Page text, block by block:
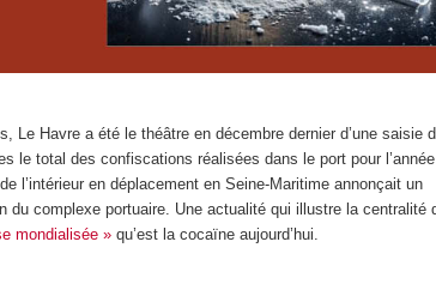
Le Havre a été le théâtre en décembre dernier d’une saisie
le total des confiscations réalisées dans le port pour
l’intérieur en déplacement en Seine-Maritime annonçait un
du complexe portuaire. Une actualité qui illustre la centralité
mondialisée » qu’est la cocaïne aujourd’hui.